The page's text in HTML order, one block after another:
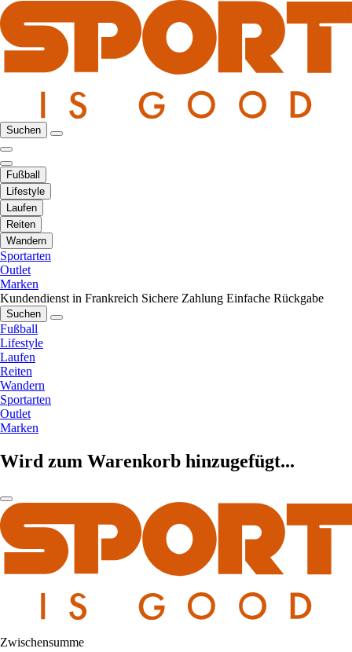
Suchen
Fußball
Lifestyle
Laufen
Reiten
Wandern
Sportarten
Outlet
Marken
Kundendienst in Frankreich Sichere Zahlung Einfache Rückgabe
Suchen
Fußball
Lifestyle
Laufen
Reiten
Wandern
Sportarten
Outlet
Marken
Wird zum Warenkorb hinzugefügt...
Zwischensumme